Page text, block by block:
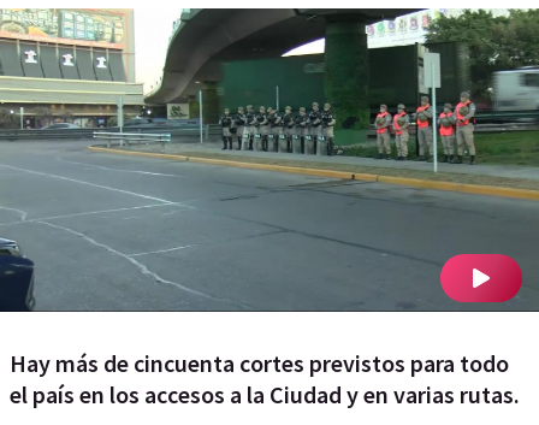
Hay más de cincuenta cortes previstos para todo
el país en los accesos a la Ciudad y en varias rutas.